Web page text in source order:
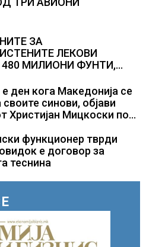
ЗА
ЛЕКОВИ
МИЛИОНИ ФУНТИ,
што навистина им се
ден кога Македонија се
своите синови, објави
Христијан Мицкоски по
на десетмината
бранители
функционер тврди
е договор за
теснина